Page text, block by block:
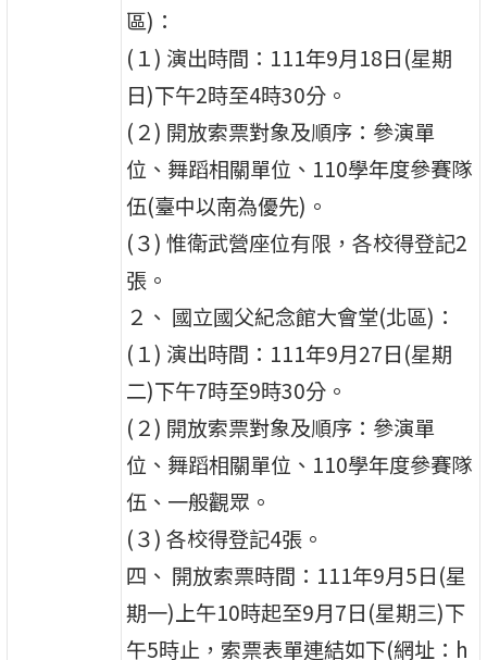
區)：
(１) 演出時間：111年9月18日(星期
日)下午2時至4時30分。
(２) 開放索票對象及順序：參演單
位、舞蹈相關單位、110學年度參賽隊
伍(臺中以南為優先)。
(３) 惟衛武營座位有限，各校得登記2
張。
２、 國立國父紀念館大會堂(北區)：
(１) 演出時間：111年9月27日(星期
二)下午7時至9時30分。
(２) 開放索票對象及順序：參演單
位、舞蹈相關單位、110學年度參賽隊
伍、一般觀眾。
(３) 各校得登記4張。
四、 開放索票時間：111年9月5日(星
期一)上午10時起至9月7日(星期三)下
午5時止，索票表單連結如下(網址：h